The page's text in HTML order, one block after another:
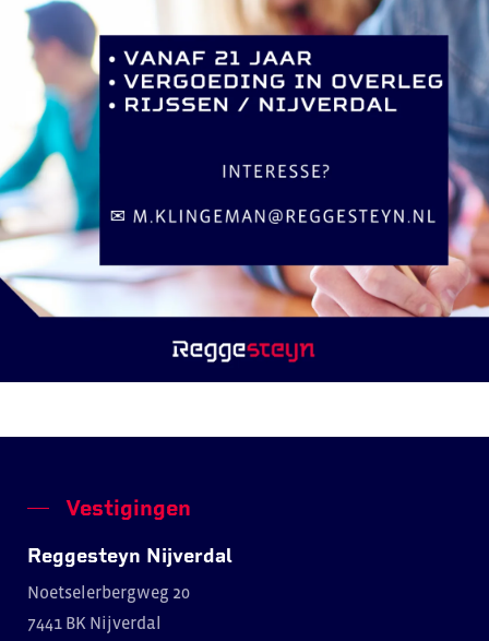
Vestigingen
Reggesteyn Nijverdal
Noetselerbergweg 20
7441 BK Nijverdal